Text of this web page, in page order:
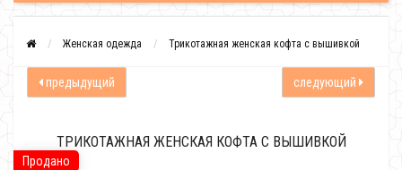
Женская одежда Трикотажная женская кофта с вышивкой
предыдущий следующий
Продано
ТРИКОТАЖНАЯ ЖЕНСКАЯ КОФТА С ВЫШИВКОЙ